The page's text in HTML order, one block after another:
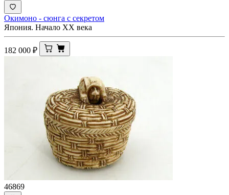
Окимоно - сюнга с секретом
Япония. Начало XX века
182 000 ₽
46869